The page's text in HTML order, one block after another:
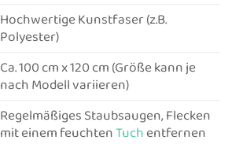
Hochwertige Kunstfaser (z.B.
Polyester)
Ca. 100 cm x 120 cm (Größe kann je
nach Modell variieren)
Regelmäßiges Staubsaugen, Flecken
mit einem feuchtenTuchentfernen